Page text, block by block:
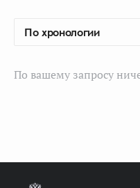
По вашему запросу